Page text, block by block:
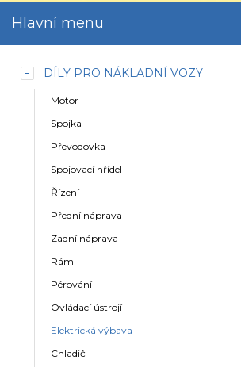
Hlavní menu
DÍLY PRO NÁKLADNÍ VOZY
Motor
Spojka
Převodovka
Spojovací hřídel
Řízení
Přední náprava
Zadní náprava
Rám
Pérování
Ovládací ústrojí
Elektrická výbava
Chladič